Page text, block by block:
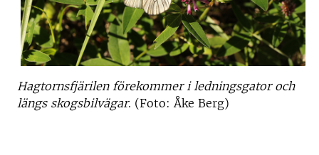
Hagtornsfjärilen förekommer i ledningsgator och
längs skogsbilvägar. (Foto: Åke Berg)